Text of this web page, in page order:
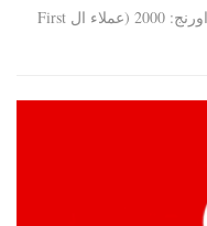
من أي خط اورنج: 110 أو 400. من أي خط اورنج: 2000 (عملاء ال First